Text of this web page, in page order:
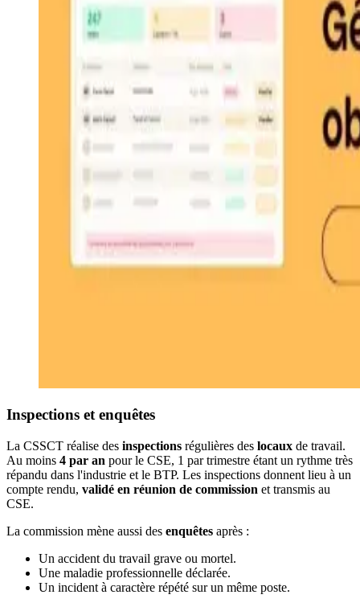
Inspections et enquêtes
La CSSCT réalise des inspections régulières des locaux de travail.
Au moins 4 par an pour le CSE, 1 par trimestre étant un rythme très
répandu dans l'industrie et le BTP. Les inspections donnent lieu à un
compte rendu, validé en réunion de commission et transmis au
CSE.
La commission mène aussi des enquêtes après :
Un accident du travail grave ou mortel.
Une maladie professionnelle déclarée.
Un incident à caractère répété sur un même poste.